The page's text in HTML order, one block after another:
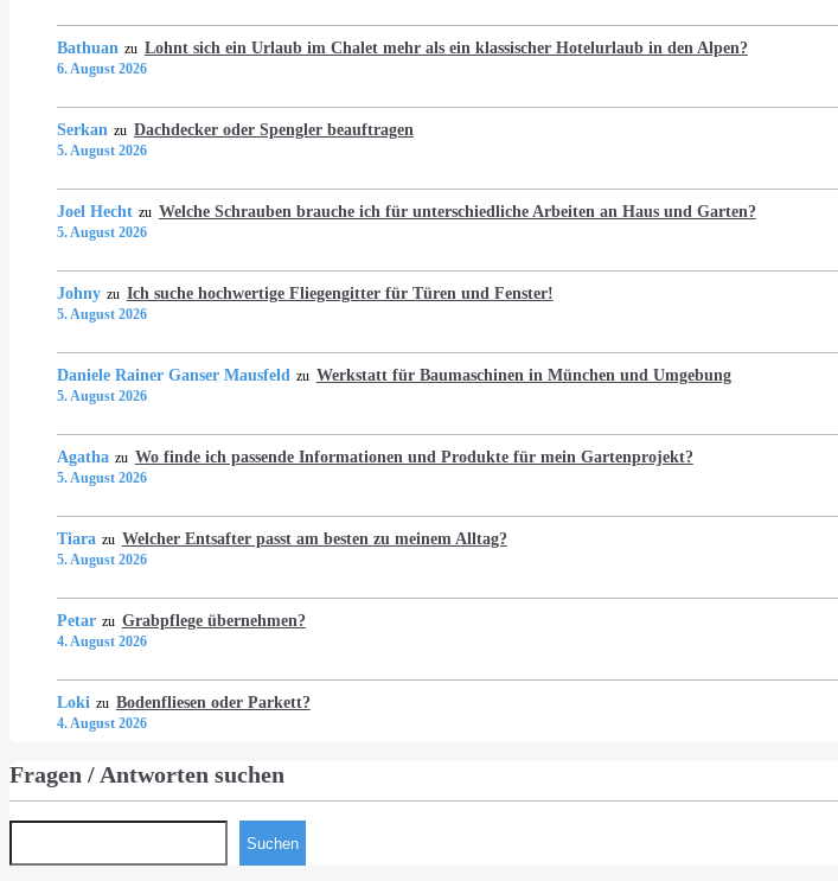
Bathuan zu Lohnt sich ein Urlaub im Chalet mehr als ein klassischer Hotelurlaub in den Alpen?
6. August 2026
Serkan zu Dachdecker oder Spengler beauftragen
5. August 2026
Joel Hecht zu Welche Schrauben brauche ich für unterschiedliche Arbeiten an Haus und Garten?
5. August 2026
Johny zu Ich suche hochwertige Fliegengitter für Türen und Fenster!
5. August 2026
Daniele Rainer Ganser Mausfeld zu Werkstatt für Baumaschinen in München und Umgebung
5. August 2026
Agatha zu Wo finde ich passende Informationen und Produkte für mein Gartenprojekt?
5. August 2026
Tiara zu Welcher Entsafter passt am besten zu meinem Alltag?
5. August 2026
Petar zu Grabpflege übernehmen?
4. August 2026
Loki zu Bodenfliesen oder Parkett?
4. August 2026
Fragen / Antworten suchen
Suchen